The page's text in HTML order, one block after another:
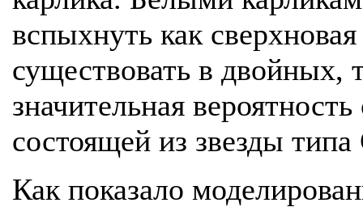
вспыхнуть как
существовать в двойных,
значительная
состоящей из звезды
Как показало